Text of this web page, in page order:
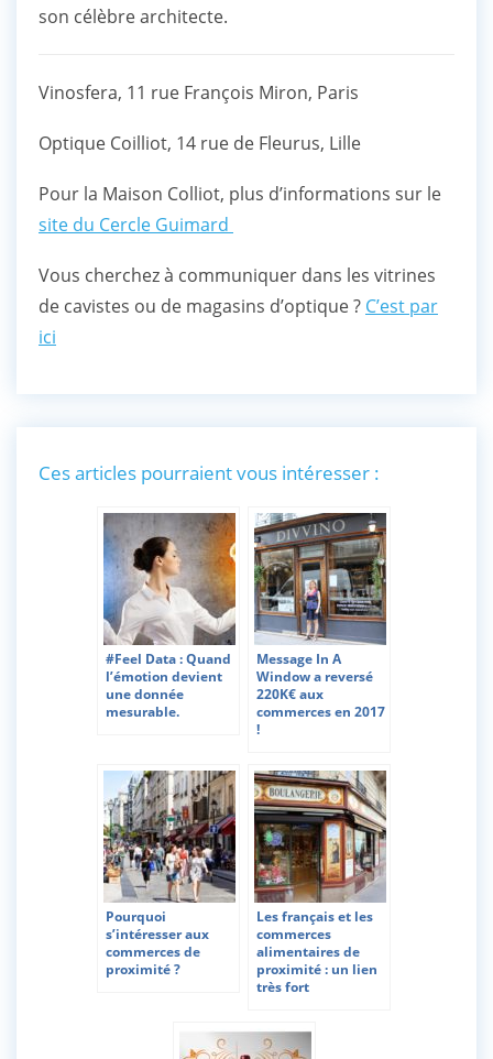
son célèbre architecte.
Vinosfera, 11 rue François Miron, Paris
Optique Coilliot, 14 rue de Fleurus, Lille
Pour la Maison Colliot, plus d’informations sur le
site du Cercle Guimard
Vous cherchez à communiquer dans les vitrines
de cavistes ou de magasins d’optique ? C’est par
ici
Ces articles pourraient vous intéresser :
#Feel Data : Quand
l’émotion devient
une donnée
mesurable.
Message In A
Window a reversé
220K€ aux
commerces en 2017
!
Pourquoi
s’intéresser aux
commerces de
proximité ?
Les français et les
commerces
alimentaires de
proximité : un lien
très fort